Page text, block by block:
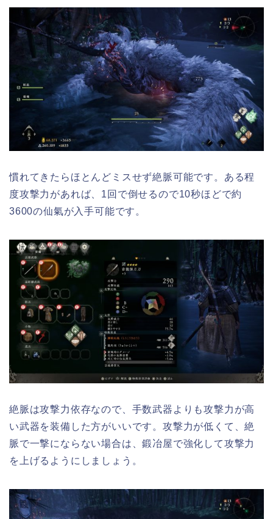
慣れてきたらほとんどミスせず絶脈可能です。ある程
度攻撃力があれば、1回で倒せるので10秒ほどで約
3600の仙氣が入手可能です。
絶脈は攻撃力依存なので、手数武器よりも攻撃力が高
い武器を装備した方がいいです。攻撃力が低くて、絶
脈で一撃にならない場合は、鍛冶屋で強化して攻撃力
を上げるようにしましょう。